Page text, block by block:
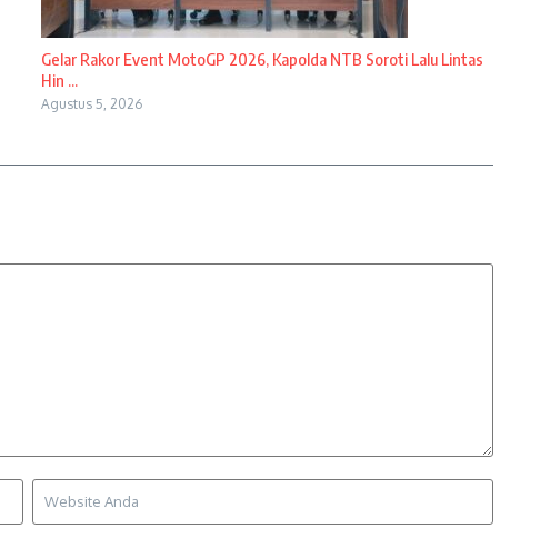
Gelar Rakor Event MotoGP 2026, Kapolda NTB Soroti Lalu Lintas
Hin ...
Agustus 5, 2026